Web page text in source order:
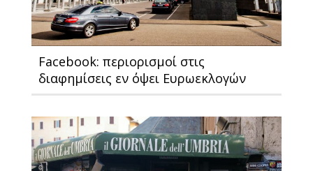
Facebook: περιορισμοί στις
διαφημίσεις εν όψει Ευρωεκλογών